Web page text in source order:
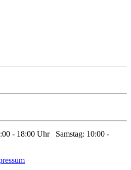
- 18:00 Uhr Samstag: 10:00 -